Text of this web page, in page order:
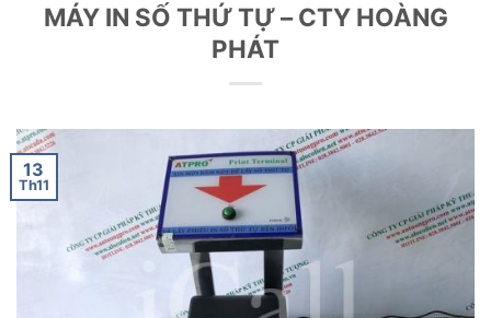
MÁY IN SỐ THỨ TỰ – CTY HOÀNG
PHÁT
13
Th11